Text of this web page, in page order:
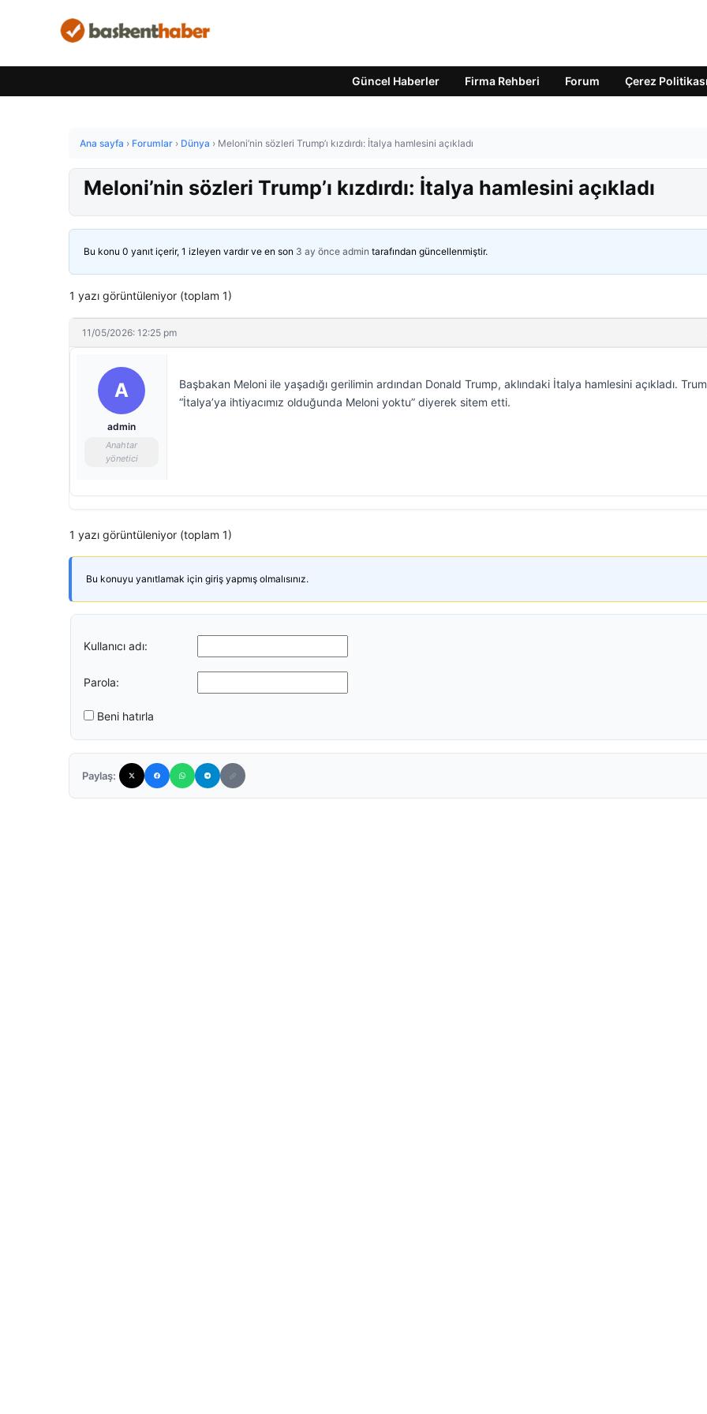
Güncel Haberler Firma Rehberi Forum Çerez Politikası
Ana sayfa › Forumlar › Dünya › Meloni’nin sözleri Trump’ı kızdırdı: İtalya hamlesini açıkladı
Meloni’nin sözleri Trump’ı kızdırdı: İtalya hamlesini açıkladı
Bu konu 0 yanıt içerir, 1 izleyen vardır ve en son 3 ay önce admin tarafından güncellenmiştir.
1 yazı görüntüleniyor (toplam 1)
11/05/2026: 12:25 pm
A
admin
Anahtar
yönetici
Başbakan Meloni ile yaşadığı gerilimin ardından Donald Trump, aklındaki İtalya hamlesini açıkladı.
“İtalya’ya ihtiyacımız olduğunda Meloni yoktu” diyerek sitem etti.
1 yazı görüntüleniyor (toplam 1)
Bu konuyu yanıtlamak için giriş yapmış olmalısınız.
Kullanıcı adı:
Parola:
Beni hatırla
Paylaş: